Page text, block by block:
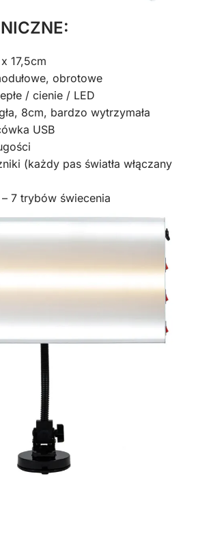
17,5cm
obrotowe
/ cienie / LED
8cm, bardzo wytrzymała
USB
(każdy pas światła włączany
7 trybów świecenia